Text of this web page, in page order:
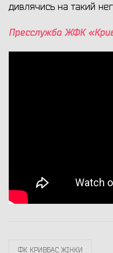
дивлячись на такий
Пресслужба ЖФК
ФК КРИВБАС ЖІНКИ